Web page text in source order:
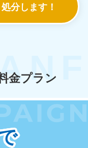
分します！
金プラン